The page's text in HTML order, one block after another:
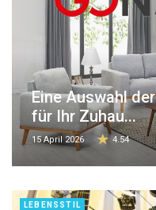
Eine Auswahl
für Ihr Zuhau...
15 April 2026 4.54
LEBENSSTIL